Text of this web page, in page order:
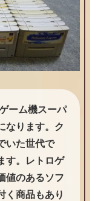
ーム機スーパ
なります。ク
いた世代で
す。レトロゲ
値のあるソフ
く商品もあり